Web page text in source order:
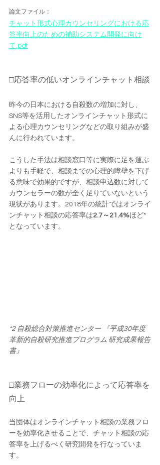
論文ファイル：
チャット形式心理カウンセリングにおける応
答率向上のための補助システム開発に向け
て.pdf
□応答率の低いオンラインチャット相談
昨今の日本における自殺数の増加に対し、
SNS等を活用したオンラインチャット形式に
よる心理カウンセリングなどの取り組みが盛
んに行われています。
こうした手法は相談窓口等に実際に足を運ぶ
よりも手軽で、相談までの心理的障壁を下げ
る意味で効果的ですが、相談申込数に対して
カウンセラーの数が全く足りていないという
現状があります。2018年の統計ではオンライ
ンチャット相談の応答率は2.7～21.4%ほど*
となっています。
*2 自殺総合対策推進センター 『平成30年度
革新的自殺研究推進プログラム 研究成果報告
書』
□業務フローの効率化によって応答率を
向上
当団体はオンラインチャット相談の業務フロ
ーを効率化させることで、チャット相談の応
答率を上げるべく研究開発を行なっていま
す。